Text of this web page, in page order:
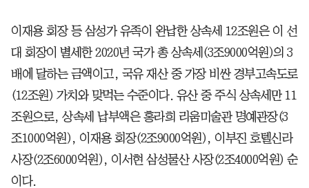
이재용 회장 등 삼성가 유족이 완납한 상속세 12조원은 이 선
대 회장이 별세한 2020년 국가 총 상속세(3조9000억원)의 3
배에 달하는 금액이고, 국유 재산 중 가장 비싼 경부고속도로
(12조원) 가치와 맞먹는 수준이다. 유산 중 주식 상속세만 11
조원으로, 상속세 납부액은 홍라희 리움미술관 명예관장(3
조1000억원), 이재용 회장(2조9000억원), 이부진 호텔신라
사장(2조6000억원), 이서현 삼성물산 사장(2조4000억원) 순
이다.